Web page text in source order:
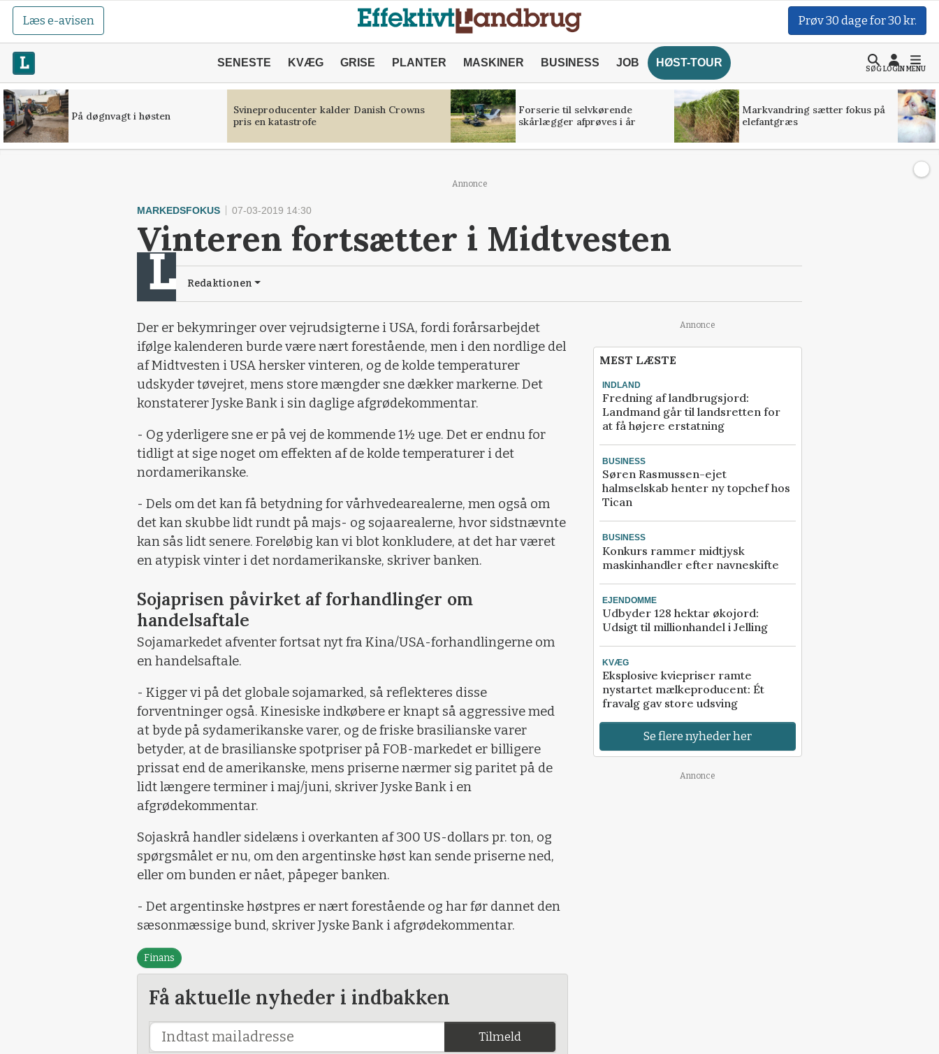
Læs e-avisen Prøv 30 dage for 30 kr.
SENESTE KVÆG GRISE PLANTER MASKINER BUSINESS JOB HØST-TOUR
SØGLOGINMENU
På døgnvagt i høsten
Svineproducenter kalder Danish Crowns
pris en katastrofe
Forserie til selvkørende
skårlægger afprøves i år
Markvandring sætter fokus på
elefantgræs
Annonce
MARKEDSFOKUS 07-03-2019 14:30
Vinteren fortsætter i Midtvesten
Redaktionen
Der er bekymringer over vejrudsigterne i USA, fordi forårsarbejdet
ifølge kalenderen burde være nært forestående, men i den nordlige del
af Midtvesten i USA hersker vinteren, og de kolde temperaturer
udskyder tøvejret, mens store mængder sne dækker markerne. Det
konstaterer Jyske Bank i sin daglige afgrødekommentar.
- Og yderligere sne er på vej de kommende 1½ uge. Det er endnu for
tidligt at sige noget om effekten af de kolde temperaturer i det
nordamerikanske.
- Dels om det kan få betydning for vårhvedearealerne, men også om
det kan skubbe lidt rundt på majs- og sojaarealerne, hvor sidstnævnte
kan sås lidt senere. Foreløbig kan vi blot konkludere, at det har været
en atypisk vinter i det nordamerikanske, skriver banken.
Sojaprisen påvirket af forhandlinger om
handelsaftale
Sojamarkedet afventer fortsat nyt fra Kina/USA-forhandlingerne om
en handelsaftale.
- Kigger vi på det globale sojamarked, så reflekteres disse
forventninger også. Kinesiske indkøbere er knapt så aggressive med
at byde på sydamerikanske varer, og de friske brasilianske varer
betyder, at de brasilianske spotpriser på FOB-markedet er billigere
prissat end de amerikanske, mens priserne nærmer sig paritet på de
lidt længere terminer i maj/juni, skriver Jyske Bank i en
afgrødekommentar.
Sojaskrå handler sidelæns i overkanten af 300 US-dollars pr. ton, og
spørgsmålet er nu, om den argentinske høst kan sende priserne ned,
eller om bunden er nået, påpeger banken.
- Det argentinske høstpres er nært forestående og har før dannet den
sæsonmæssige bund, skriver Jyske Bank i afgrødekommentar.
Finans
Få aktuelle nyheder i indbakken
Tilmeld
Annonce
MEST LÆSTE
INDLAND
Fredning af landbrugsjord:
Landmand går til landsretten for
at få højere erstatning
BUSINESS
Søren Rasmussen-ejet
halmselskab henter ny topchef hos
Tican
BUSINESS
Konkurs rammer midtjysk
maskinhandler efter navneskifte
EJENDOMME
Udbyder 128 hektar økojord:
Udsigt til millionhandel i Jelling
KVÆG
Eksplosive kviepriser ramte
nystartet mælkeproducent: Ét
fravalg gav store udsving
Se flere nyheder her
Annonce